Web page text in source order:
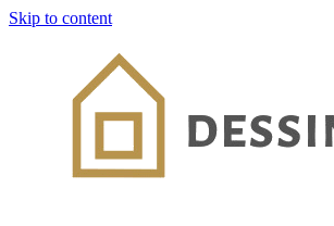
Skip to content